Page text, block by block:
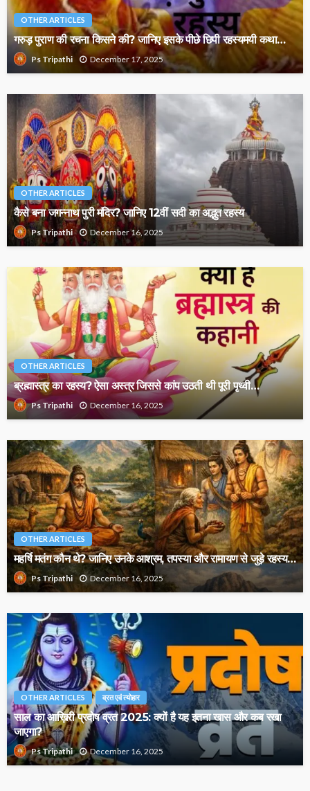
OTHER ARTICLES
गरुड़ पुराण की रचना किसने की? जानिए इसके पीछे छिपी रहस्यमयी कथा…
Ps Tripathi December 17, 2025
OTHER ARTICLES
कैसे बना जगन्नाथ पुरी मंदिर? जानिए 12वीं सदी का अद्भुत रहस्य
Ps Tripathi December 16, 2025
OTHER ARTICLES
ब्रह्मास्त्र का रहस्य? ऐसा अस्त्र जिससे कांप उठती थी पूरी पृथ्वी…
Ps Tripathi December 16, 2025
OTHER ARTICLES
महर्षि मतंग कौन थे? जानिए उनके आश्रम, तपस्या और रामायण से जुड़े रहस्य…
Ps Tripathi December 16, 2025
OTHER ARTICLES व्रत एवं त्योहार
साल का आख़िरी प्रदोष व्रत 2025: क्यों है यह इतना खास और कब रखा
जाएगा?
Ps Tripathi December 16, 2025